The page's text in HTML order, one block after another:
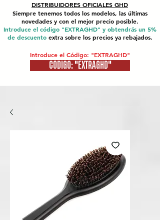
DISTRIBUIDORES OFICIALES GHD
Siempre tenemos todos los modelos, las últimas
novedades y con el mejor precio posible.
Introduce el código "EXTRAGHD" y obtendrás un 5%
de descuento extra sobre los precios ya rebajados.
Introduce el Código: "EXTRAGHD"
CÓDIGO: "EXTRAGHD"